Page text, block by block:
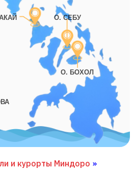
О. СЕБУ
О. БОХОЛ
и курорты Миндоро »